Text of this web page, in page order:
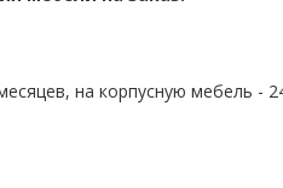
на корпусную мебель -